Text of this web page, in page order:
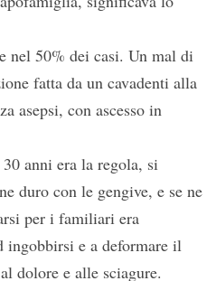
nel 50% dei casi. Un mal di
fatta da un cavadenti alla
asepsi, con ascesso in
anni era la regola, si
duro con le gengive, e se ne
per i familiari era
ingobbirsi e a deformare il
dolore e alle sciagure.